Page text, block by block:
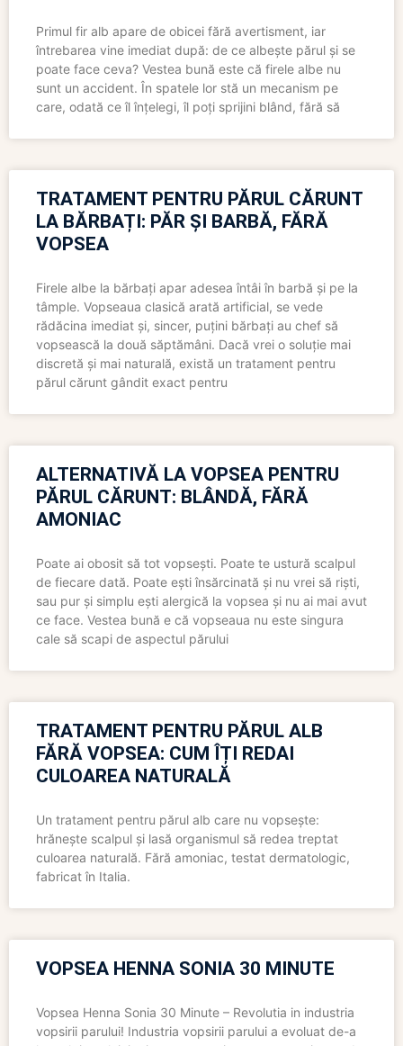
Primul fir alb apare de obicei fără avertisment, iar
întrebarea vine imediat după: de ce albește părul și se
poate face ceva? Vestea bună este că firele albe nu
sunt un accident. În spatele lor stă un mecanism pe
care, odată ce îl înțelegi, îl poți sprijini blând, fără să
TRATAMENT PENTRU PĂRUL CĂRUNT
LA BĂRBAȚI: PĂR ȘI BARBĂ, FĂRĂ
VOPSEA
Firele albe la bărbați apar adesea întâi în barbă și pe la
tâmple. Vopseaua clasică arată artificial, se vede
rădăcina imediat și, sincer, puțini bărbați au chef să
vopsească la două săptămâni. Dacă vrei o soluție mai
discretă și mai naturală, există un tratament pentru
părul cărunt gândit exact pentru
ALTERNATIVĂ LA VOPSEA PENTRU
PĂRUL CĂRUNT: BLÂNDĂ, FĂRĂ
AMONIAC
Poate ai obosit să tot vopsești. Poate te ustură scalpul
de fiecare dată. Poate ești însărcinată și nu vrei să riști,
sau pur și simplu ești alergică la vopsea și nu ai mai avut
ce face. Vestea bună e că vopseaua nu este singura
cale să scapi de aspectul părului
TRATAMENT PENTRU PĂRUL ALB
FĂRĂ VOPSEA: CUM ÎȚI REDAI
CULOAREA NATURALĂ
Un tratament pentru părul alb care nu vopsește:
hrănește scalpul și lasă organismul să redea treptat
culoarea naturală. Fără amoniac, testat dermatologic,
fabricat în Italia.
VOPSEA HENNA SONIA 30 MINUTE
Vopsea Henna Sonia 30 Minute – Revolutia in industria
vopsirii parului! Industria vopsirii parului a evoluat de-a